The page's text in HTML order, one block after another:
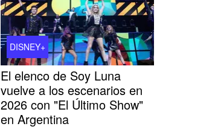
DISNEY+
El elenco de Soy Luna
vuelve a los escenarios en
2026 con "El Último Show"
en Argentina